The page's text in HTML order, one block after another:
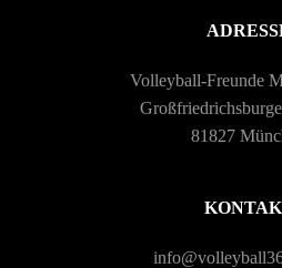
Volleyball-Freunde
81827